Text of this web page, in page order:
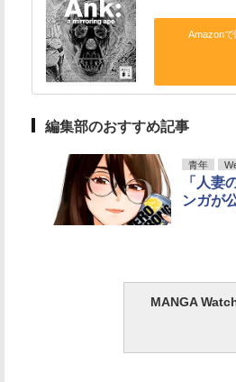
Amazonで
編集部のおすすめ記事
青年
「人妻
ンガが
MANGA